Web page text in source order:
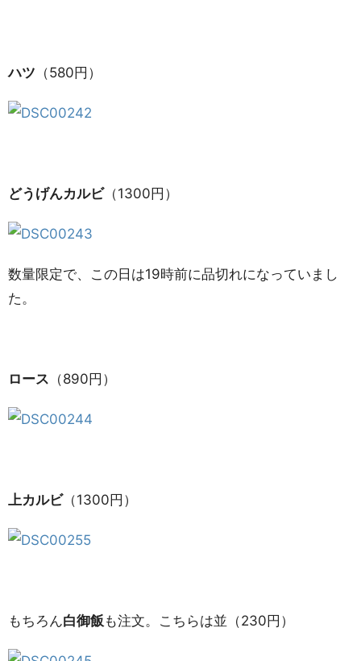
ハツ （580円）
どうげんカルビ（1300円）
数量限定で、この日は19時前に品切れになっていまし
た。
ロース （890円）
上カルビ（1300円）
もちろん白御飯も注文。こちらは並（230円）